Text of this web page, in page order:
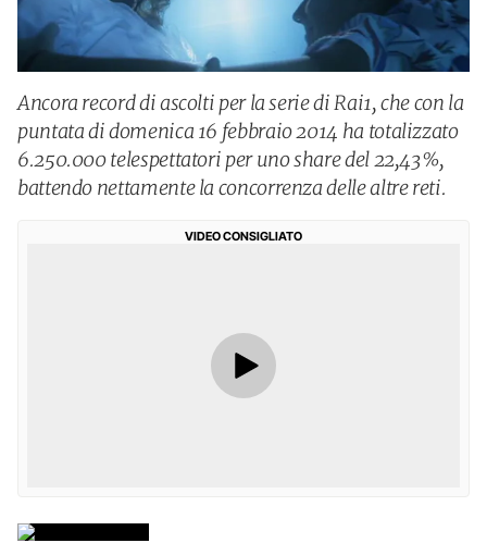
Ancora record di ascolti per la serie di Rai1, che con la
puntata di domenica 16 febbraio 2014 ha totalizzato
6.250.000 telespettatori per uno share del 22,43%,
battendo nettamente la concorrenza delle altre reti.
VIDEO CONSIGLIATO